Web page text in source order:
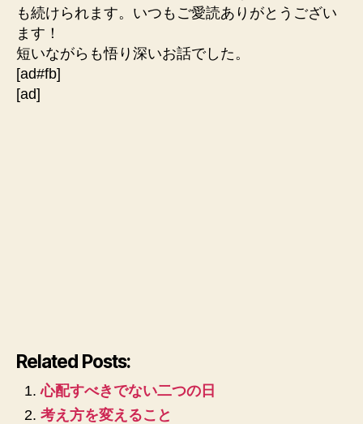
も続けられます。いつもご愛読ありがとうござい
ます！
短いながらも悟り深いお話でした。
[ad#fb]
[ad]
Related Posts:
心配すべきでない二つの日
考え方を変えること